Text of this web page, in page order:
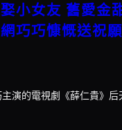
小女友 舊愛金
巧巧慷慨送祝願
演的電視劇《薛仁貴》后